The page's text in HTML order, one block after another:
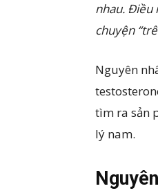
nhau. Điều
chuyện
Nguyên
tìm ra sản
lý nam.